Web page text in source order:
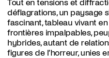
Tout en tensions et
déflagrations, un paysage
fascinant, tableau vivant
frontières impalpables,
hybrides, autant de
figures de l’horreur, unies